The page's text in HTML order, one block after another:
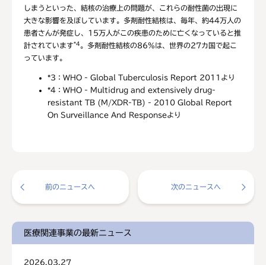
しまうといった、結核の治療上の問題が、これらの耐性菌の出現に
大きな影響を及ぼしています。多剤耐性結核は、毎年、約44万人の
患者さんが発症し、15万人がこの疾患のために亡くなっていると推
計されています*4 。多剤耐性結核の86%は、世界の27カ国で起こ
っています。
*3： WHO - Global Tuberculosis Report 2011より
*4： WHO - Multidrug and extensively drug-
resistant TB (M/XDR-TB) - 2010 Global Report
On Surveillance And Responseより
前のニュースへ 次のニュースへ
医療関連事業の最新ニュース
2026.03.27